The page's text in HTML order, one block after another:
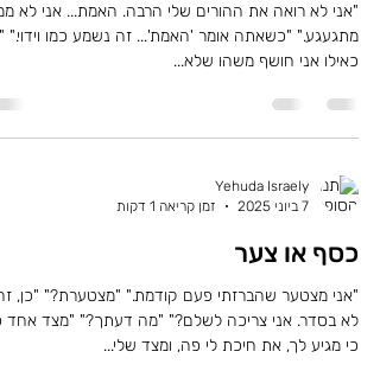
"אני לא רואה את ההורים שלי הרבה. האמת...
מתגעגע." "כשאתה אומר 'האמת'... זה נשמע כמו וידוי."
כאילו אני חושף משהו שלא...
Yehuda Israely
7 ביוני 2025
זמן קריאה 1 דקות
כסף או צער
"אני מצטער שהברזתי פעם קודמת." "מצטערת?" "כן,
לא בסדר. אני צריכה לשלם?" "מה דעתך?" "מצד אחד
כי מגיע לך, את חיכת לי פה, ומצד שלי...